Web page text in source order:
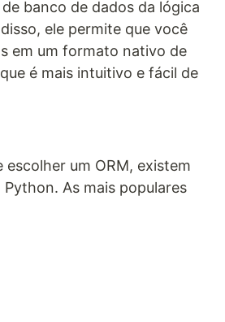
banco de dados da lógica
ele permite que você
em um formato nativo de
é mais intuitivo e fácil de
escolher um ORM, existem
As mais populares